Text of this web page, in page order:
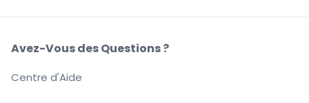
Avez-Vous des Questions ?
Centre d'Aide